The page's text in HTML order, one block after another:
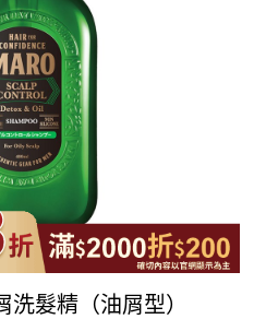
洗髮精（油屑型）